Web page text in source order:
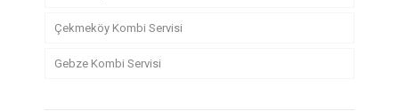
Çekmeköy Kombi Servisi
Gebze Kombi Servisi